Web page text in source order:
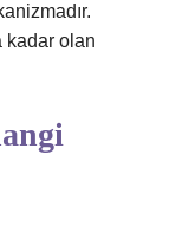
kadar olan